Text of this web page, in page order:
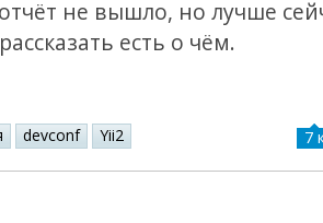
не вышло, но лучше
есть о чём.
devconf Yii2 7